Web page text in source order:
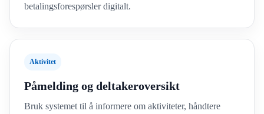
betalingsforespørsler digitalt.
Aktivitet
Påmelding og deltakeroversikt
Bruk systemet til å informere om aktiviteter, håndtere